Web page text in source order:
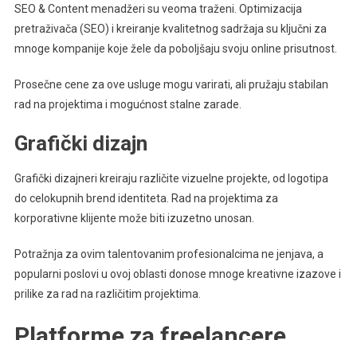
SEO & Content menadžeri su veoma traženi. Optimizacija
pretraživača (SEO) i kreiranje kvalitetnog sadržaja su ključni za
mnoge kompanije koje žele da poboljšaju svoju online prisutnost.
Prosečne cene za ove usluge mogu varirati, ali pružaju stabilan
rad na projektima i mogućnost stalne zarade.
Grafički dizajn
Grafički dizajneri kreiraju različite vizuelne projekte, od logotipa
do celokupnih brend identiteta. Rad na projektima za
korporativne klijente može biti izuzetno unosan.
Potražnja za ovim talentovanim profesionalcima ne jenjava, a
popularni poslovi u ovoj oblasti donose mnoge kreativne izazove i
prilike za rad na različitim projektima.